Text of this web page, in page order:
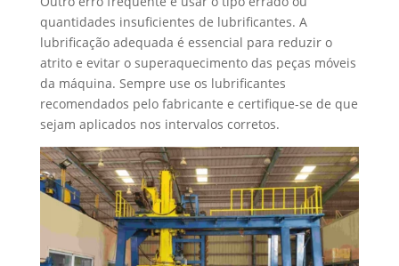
quantidades insuficientes de lubrificantes. A
lubrificação adequada é essencial para reduzir o
atrito e evitar o superaquecimento das peças móveis
da máquina. Sempre use os lubrificantes
recomendados pelo fabricante e certifique-se de que
sejam aplicados nos intervalos corretos.